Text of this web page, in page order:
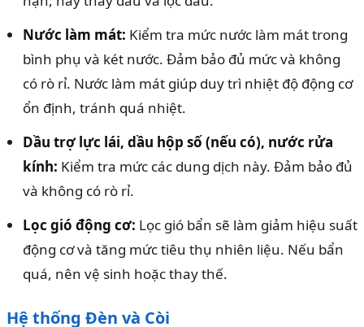
Nước làm mát: Kiểm tra mức nước làm mát trong
bình phụ và két nước. Đảm bảo đủ mức và không
có rò rỉ. Nước làm mát giúp duy trì nhiệt độ động cơ
ổn định, tránh quá nhiệt.
Dầu trợ lực lái, dầu hộp số (nếu có), nước rửa
kính: Kiểm tra mức các dung dịch này. Đảm bảo đủ
và không có rò rỉ.
Lọc gió động cơ: Lọc gió bẩn sẽ làm giảm hiệu suất
động cơ và tăng mức tiêu thụ nhiên liệu. Nếu bẩn
quá, nên vệ sinh hoặc thay thế.
Hệ thống Đèn và Còi